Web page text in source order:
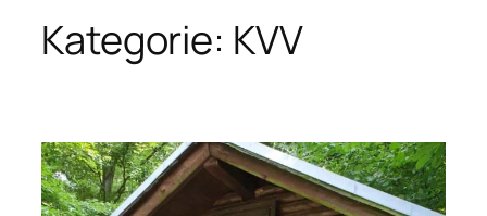
Kategorie: KVV